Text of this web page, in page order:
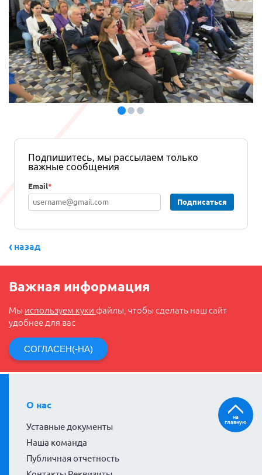
Подпишитесь, мы рассылаем только
важные сообщения
Email*
Подписаться
назад
Важная информация
Мы используем куки файлы, чтобы сделать наш сайт
удобнее для вас
СОГЛАСЕН(-НА)
О нас
Уставные документы
Наша команда
Публичная отчетность
на
главную